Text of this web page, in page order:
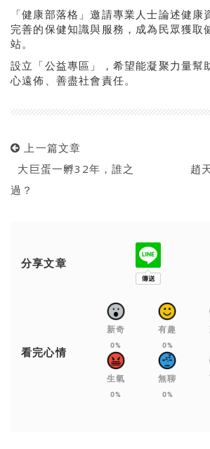
「健康部落格」邀請專業人士論述健康
完善的保健知識與服務，成為民眾獲取
站。
設立「公益專區」，希望能凝聚力量幫
心遠佈、善盡社會責任。
上一篇文章
大巨蛋一孵32年，誰之
過？
趙
分享文章
看完心情
新奇
0%
有趣
0%
生氣
0%
無聊
0%